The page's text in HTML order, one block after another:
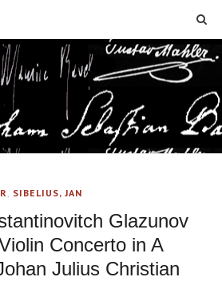
, SIBELIUS, JAN
Glazunov
Concerto in A
Julius Christian